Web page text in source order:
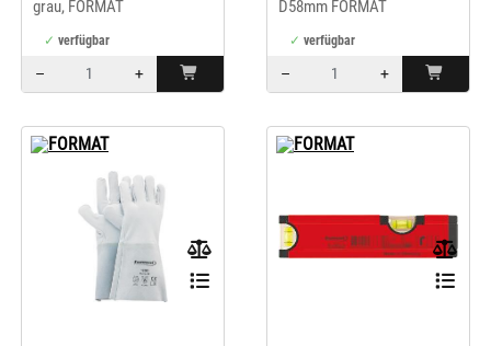
grau, FORMAT
verfügbar
–
+
D58mm FORMAT
verfügbar
–
+